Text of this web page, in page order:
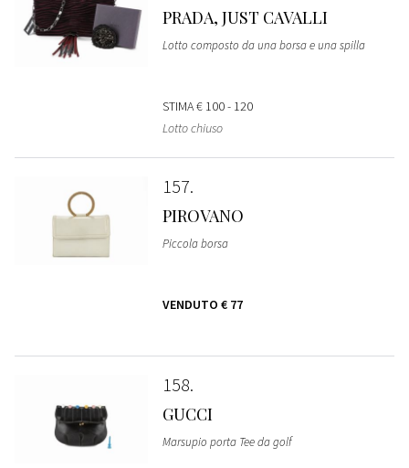
PRADA, JUST CAVALLI
Lotto composto da una borsa e una spilla
STIMA€ 100 - 120
Lotto chiuso
157
PIROVANO
Piccola borsa
VENDUTO € 77
158
GUCCI
Marsupio porta Tee da golf